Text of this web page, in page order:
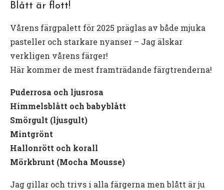
Blått är flott!
Vårens färgpalett för 2025 präglas av både mjuka
pasteller och starkare nyanser – Jag älskar
verkligen vårens färger!
Här kommer de mest framträdande färgtrenderna!
Puderrosa och ljusrosa
Himmelsblått och babyblått
Smörgult (ljusgult)
Mintgrönt
Hallonrött och korall
Mörkbrunt (Mocha Mousse)
Jag gillar och trivs i alla färgerna men blått är ju